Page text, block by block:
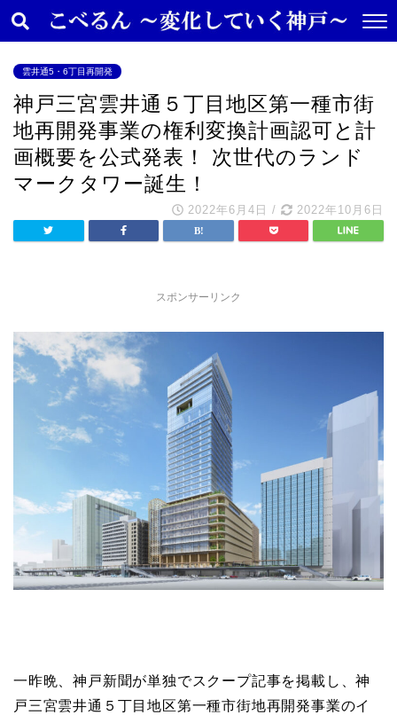
雲井通5・6丁目再開発
神戸三宮雲井通５丁目地区第一種市街
地再開発事業の権利変換計画認可と計
画概要を公式発表！ 次世代のランド
マークタワー誕生！
2022年6月4日 / 2022年10月6日
スポンサーリンク
一昨晩、神戸新聞が単独でスクープ記事を掲載し、神
戸三宮雲井通５丁目地区第一種市街地再開発事業のイ